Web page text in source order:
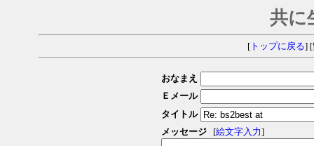
共に
[トップに戻る] [
おなまえ
Ｅメール
タイトル
メッセージ
[絵文字入力]